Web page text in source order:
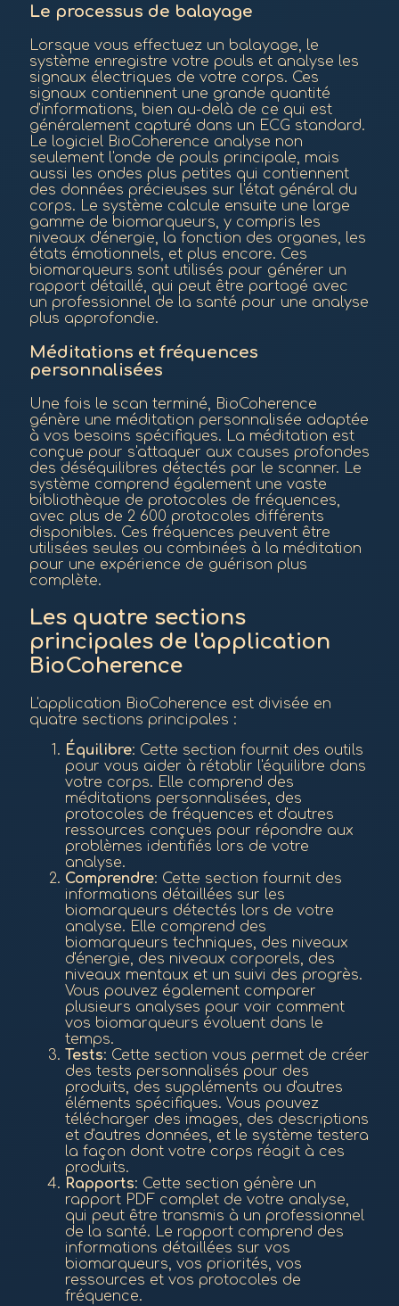
Le processus de balayage
Lorsque vous effectuez un balayage, le
système enregistre votre pouls et analyse les
signaux électriques de votre corps. Ces
signaux contiennent une grande quantité
d'informations, bien au-delà de ce qui est
généralement capturé dans un ECG standard.
Le logiciel BioCoherence analyse non
seulement l'onde de pouls principale, mais
aussi les ondes plus petites qui contiennent
des données précieuses sur l'état général du
corps. Le système calcule ensuite une large
gamme de biomarqueurs, y compris les
niveaux d'énergie, la fonction des organes, les
états émotionnels, et plus encore. Ces
biomarqueurs sont utilisés pour générer un
rapport détaillé, qui peut être partagé avec
un professionnel de la santé pour une analyse
plus approfondie.
Méditations et fréquences
personnalisées
Une fois le scan terminé, BioCoherence
génère une méditation personnalisée adaptée
à vos besoins spécifiques. La méditation est
conçue pour s'attaquer aux causes profondes
des déséquilibres détectés par le scanner. Le
système comprend également une vaste
bibliothèque de protocoles de fréquences,
avec plus de 2 600 protocoles différents
disponibles. Ces fréquences peuvent être
utilisées seules ou combinées à la méditation
pour une expérience de guérison plus
complète.
Les quatre sections
principales de l'application
BioCoherence
L'application BioCoherence est divisée en
quatre sections principales :
Équilibre: Cette section fournit des outils
pour vous aider à rétablir l'équilibre dans
votre corps. Elle comprend des
méditations personnalisées, des
protocoles de fréquences et d'autres
ressources conçues pour répondre aux
problèmes identifiés lors de votre
analyse.
Comprendre: Cette section fournit des
informations détaillées sur les
biomarqueurs détectés lors de votre
analyse. Elle comprend des
biomarqueurs techniques, des niveaux
d'énergie, des niveaux corporels, des
niveaux mentaux et un suivi des progrès.
Vous pouvez également comparer
plusieurs analyses pour voir comment
vos biomarqueurs évoluent dans le
temps.
Tests: Cette section vous permet de créer
des tests personnalisés pour des
produits, des suppléments ou d'autres
éléments spécifiques. Vous pouvez
télécharger des images, des descriptions
et d'autres données, et le système testera
la façon dont votre corps réagit à ces
produits.
Rapports: Cette section génère un
rapport PDF complet de votre analyse,
qui peut être transmis à un professionnel
de la santé. Le rapport comprend des
informations détaillées sur vos
biomarqueurs, vos priorités, vos
ressources et vos protocoles de
fréquence.